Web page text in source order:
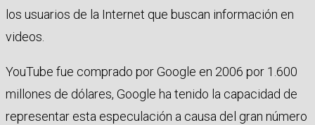
los usuarios de la Internet que buscan información en
videos.
YouTube fue comprado por Google en 2006 por 1.600
millones de dólares, Google ha tenido la capacidad de
representar esta especulación a causa del gran número